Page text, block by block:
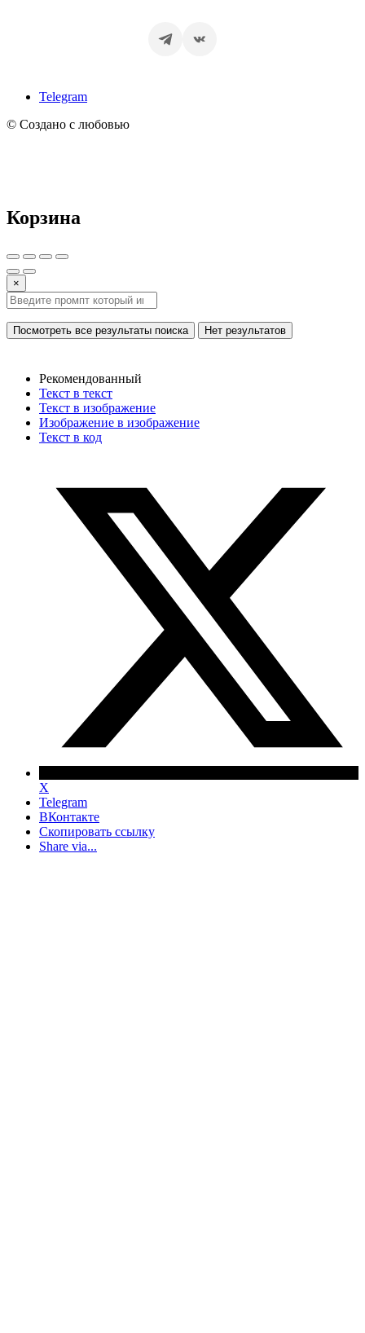
Telegram
© Создано с любовью
Корзина
×
Посмотреть все результаты поиска Нет результатов
Рекомендованный
Текст в текст
Текст в изображение
Изображение в изображение
Текст в код
X
Telegram
ВКонтакте
Скопировать ссылку
Share via...